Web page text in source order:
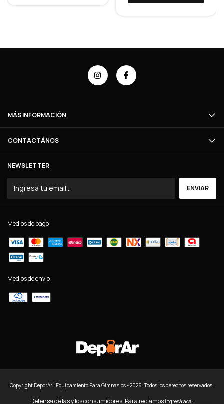
MÁS INFORMACIÓN
CONTACTÁNOS
NEWSLETTER
Medios de pago
Medios de envío
Copyright DeporAr | Equipamiento Para Gimnasios - 2026. Todos los derechos reservados.
Defensa de las y los consumidores. Para reclamos ingresá acá.